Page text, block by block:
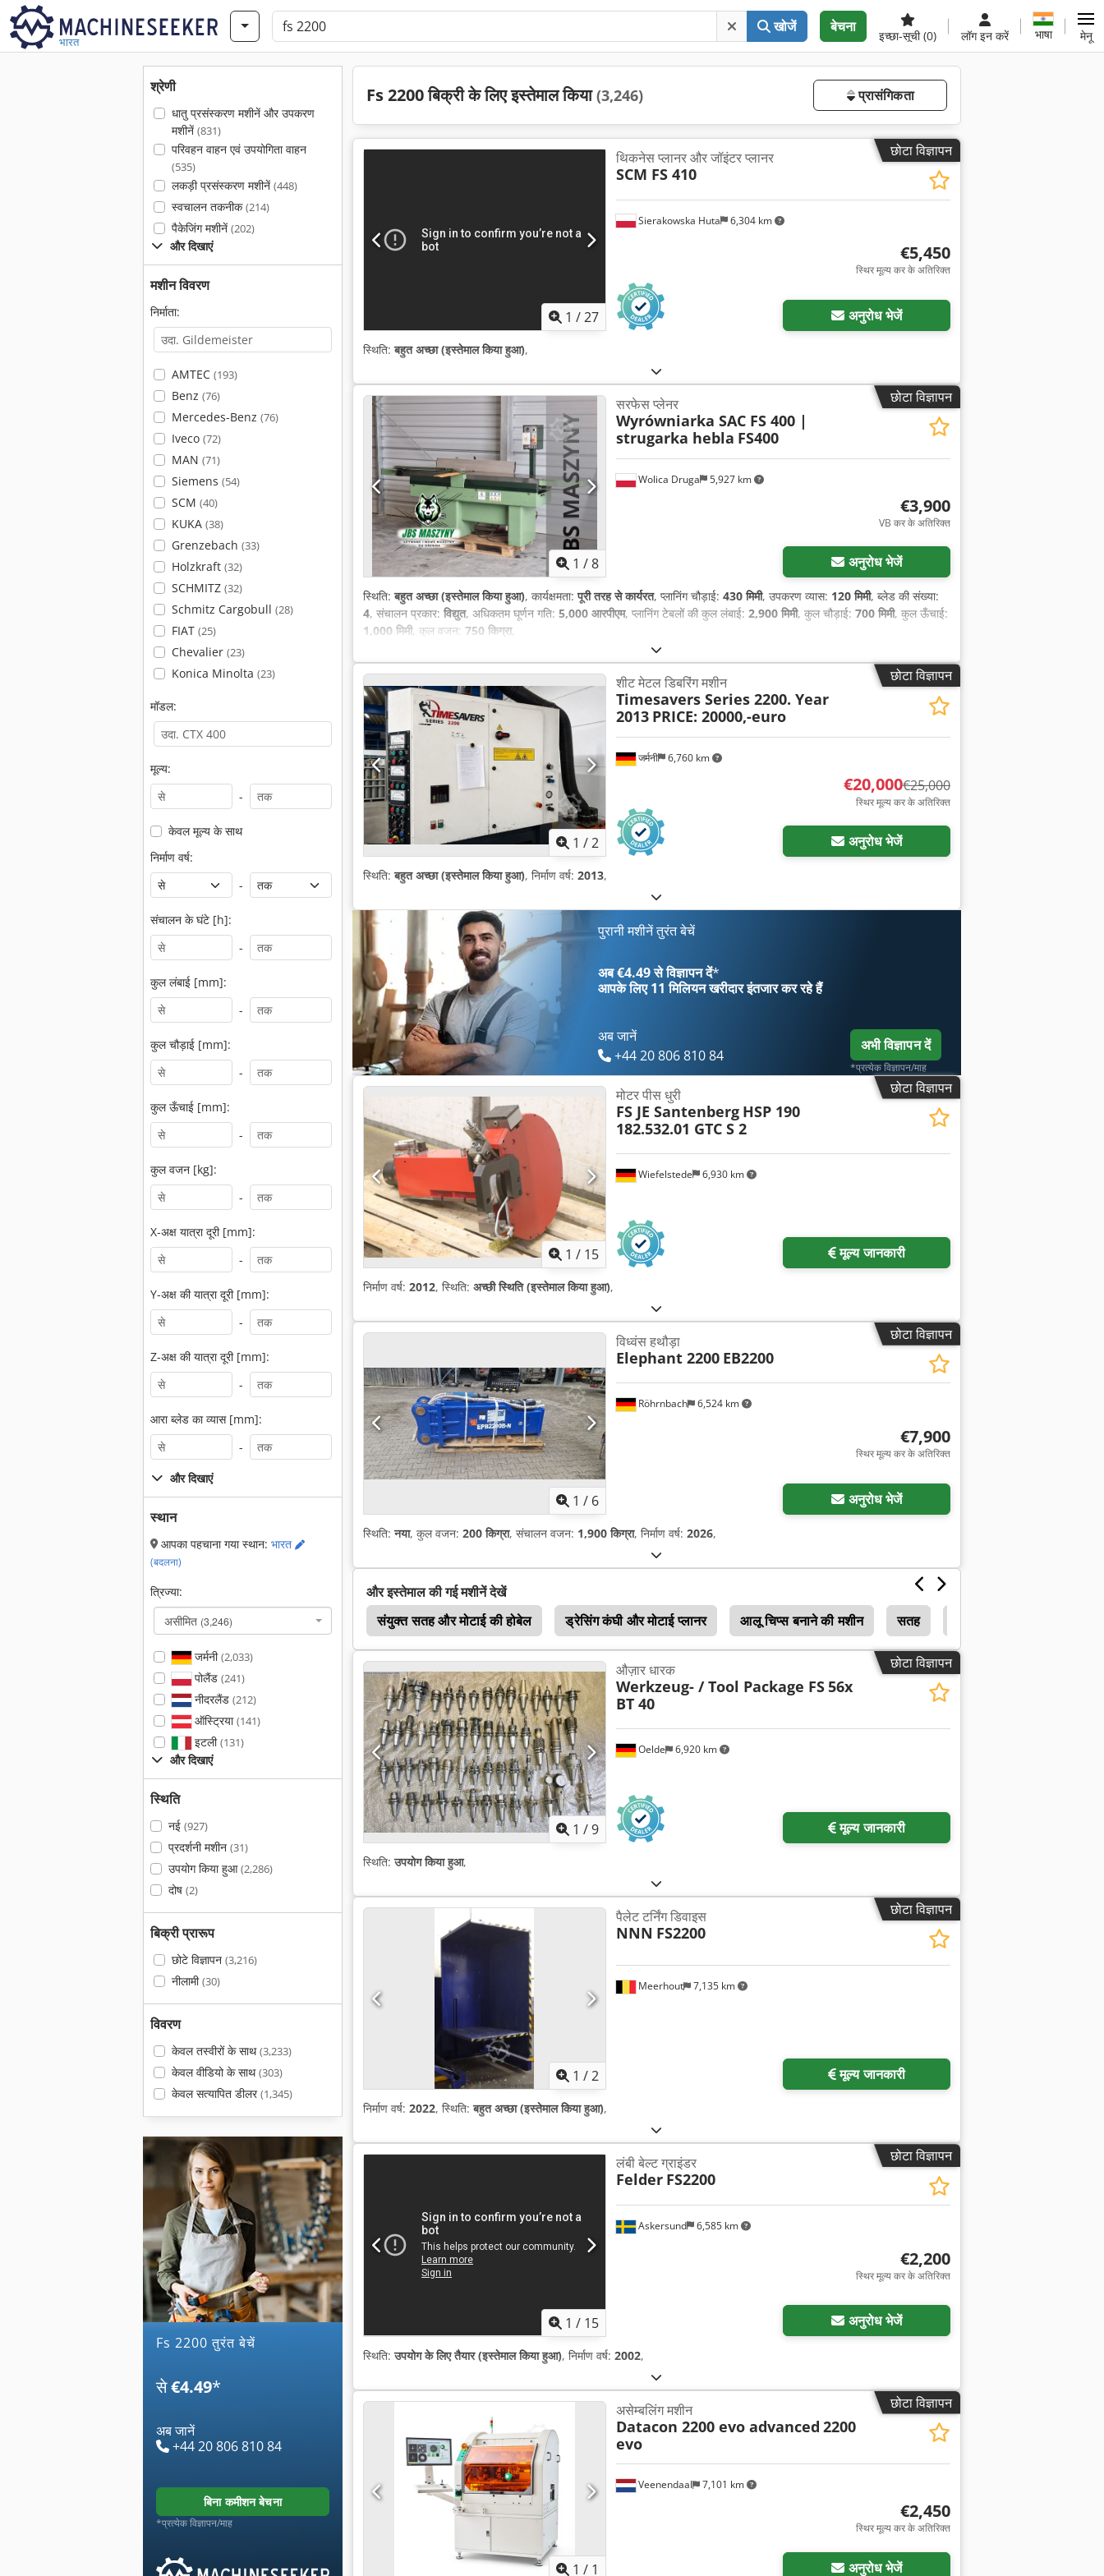
भारत
खोजें बेचना
इच्छा-सूची(0) लॉग इन करें भाषा मेनू
श्रेणी
धातु प्रसंस्करण मशीनें और उपकरण
मशीनें (831)
परिवहन वाहन एवं उपयोगिता वाहन
(535)
लकड़ी प्रसंस्करण मशीनें (448)
स्वचालन तकनीक(214)
पैकेजिंग मशीनें (202)
और दिखाएं
मशीन विवरण
निर्माता:
AMTEC (193)
Benz (76)
Mercedes-Benz (76)
Iveco (72)
MAN (71)
Siemens (54)
SCM (40)
KUKA (38)
Grenzebach (33)
Holzkraft (32)
SCHMITZ (32)
Schmitz Cargobull (28)
FIAT (25)
Chevalier (23)
Konica Minolta (23)
मॉडल:
मूल्य:
-
केवल मूल्य के साथ
निर्माण वर्ष:
-
संचालन के घंटे [h]:
-
कुल लंबाई [mm]:
-
कुल चौड़ाई [mm]:
-
कुल ऊँचाई [mm]:
-
कुल वजन [kg]:
-
X-अक्ष यात्रा दूरी [mm]:
-
Y-अक्ष की यात्रा दूरी [mm]:
-
Z-अक्ष की यात्रा दूरी [mm]:
-
आरा ब्लेड का व्यास [mm]:
-
और दिखाएं
स्थान
आपका पहचाना गया स्थान: भारत
(बदलना)
त्रिज्या:
असीमित (3,246)
जर्मनी(2,033)
पोलैंड (241)
नीदरलैंड (212)
ऑस्ट्रिया(141)
इटली(131)
और दिखाएं
स्थिति
नई (927)
प्रदर्शनी मशीन (31)
उपयोग किया हुआ(2,286)
दोष (2)
बिक्री प्रारूप
छोटे विज्ञापन (3,216)
नीलामी(30)
विवरण
केवल तस्वीरों के साथ(3,233)
केवल वीडियो के साथ(303)
केवल सत्यापित डीलर(1,345)
fs 2200 तुरंत बेचें
से€4.49*
अब जानें
+44 20 806 810 84
बिना कमीशन बेचना
*प्रत्येक विज्ञापन/माह
Fs 2200 बिक्री के लिए इस्तेमाल किया(3,246) प्रासंगिकता
छोटा विज्ञापन
1 /27
Sierakowska Huta 6,304 km
थिकनेस प्लानर और जॉइंटर प्लानर
SCM FS 410
€5,450
स्थिर मूल्य कर के अतिरिक्त
अनुरोध भेजें
स्थिति:बहुत अच्छा (इस्तेमाल किया हुआ),
छोटा विज्ञापन
1 /8
Wolica Druga 5,927 km
सरफेस प्लेनर
Wyrówniarka SAC FS 400 |
strugarka hebla FS400
€3,900
VB कर के अतिरिक्त
अनुरोध भेजें
स्थिति:बहुत अच्छा (इस्तेमाल किया हुआ), कार्यक्षमता:पूरी तरह से कार्यरत, प्लानिंग चौड़ाई: 430 मिमी, उपकरण व्यास: 120 मिमी, ब्लेड की संख्या:
4, संचालन प्रकार: विद्युत, अधिकतम घूर्णन गति: 5,000 आरपीएम, प्लानिंग टेबलों की कुल लंबाई: 2,900 मिमी, कुल चौड़ाई: 700 मिमी, कुल ऊँचाई:
1,000 मिमी, कुल वजन: 750 किग्रा,
छोटा विज्ञापन
अधिक चित्रों का अनुरोध करें
1 /2
जर्मनी 6,760 km
शीट मेटल डिबरिंग मशीन
Timesavers Series 2200. Year
2013 PRICE: 20000,-euro
€20,000€25,000
स्थिर मूल्य कर के अतिरिक्त
अनुरोध भेजें
स्थिति:बहुत अच्छा (इस्तेमाल किया हुआ), निर्माण वर्ष: 2013,
पुरानी मशीनें तुरंत बेचें
अब €4.49 से विज्ञापन दें*
आपके लिए11 मिलियन खरीदारइंतजार कर रहे हैं
अब जानें
+44 20 806 810 84
अभी विज्ञापन दें
*प्रत्येक विज्ञापन/माह
छोटा विज्ञापन
1 / 15
Wiefelstede 6,930 km
मोटर पीस धुरी
FS JE Santenberg HSP 190
182.532.01 GTC S 2
मूल्य जानकारी
निर्माण वर्ष: 2012, स्थिति: अच्छी स्थिति (इस्तेमाल किया हुआ),
छोटा विज्ञापन
1 / 6
Röhrnbach 6,524 km
विध्वंस हथौड़ा
Elephant 2200 EB2200
€7,900
स्थिर मूल्य कर के अतिरिक्त
अनुरोध भेजें
स्थिति:नया, कुल वजन: 200 किग्रा, संचालन वजन: 1,900 किग्रा, निर्माण वर्ष: 2026,
और इस्तेमाल की गई मशीनें देखें
संयुक्त सतह और मोटाई की होबेल
ड्रेसिंग कंघी और मोटाई प्लानर आलू चिप्स बनाने की मशीन सतह
प्लास्टिक की सतह एज चक्की चक्की एयर
छोटा विज्ञापन
1 /9
Oelde 6,920 km
औज़ार धारक
Werkzeug- / Tool Package FS56x
BT 40
मूल्य जानकारी
स्थिति:उपयोग किया हुआ,
छोटा विज्ञापन
1 /2
Meerhout 7,135 km
पैलेट टर्निंग डिवाइस
NNN FS2200
मूल्य जानकारी
निर्माण वर्ष: 2022, स्थिति:बहुत अच्छा (इस्तेमाल किया हुआ),
छोटा विज्ञापन
1 / 15
Askersund 6,585 km
लंबी बेल्ट ग्राइंडर
Felder FS2200
€2,200
स्थिर मूल्य कर के अतिरिक्त
अनुरोध भेजें
स्थिति:उपयोग के लिए तैयार (इस्तेमाल किया हुआ), निर्माण वर्ष: 2002,
छोटा विज्ञापन
1 / 1
Veenendaal 7,101 km
असेम्बलिंग मशीन
Datacon 2200 evo advanced 2200
evo
€2,450
स्थिर मूल्य कर के अतिरिक्त
अनुरोध भेजें